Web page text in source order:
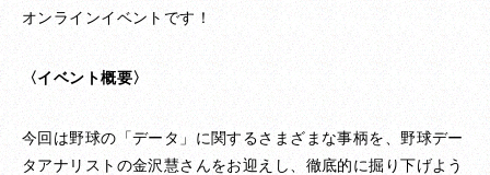
オンラインイベントです！
〈イベント概要〉
今回は野球の「データ」に関するさまざまな事柄を、野球デー
タアナリストの金沢慧さんをお迎えし、徹底的に掘り下げよう